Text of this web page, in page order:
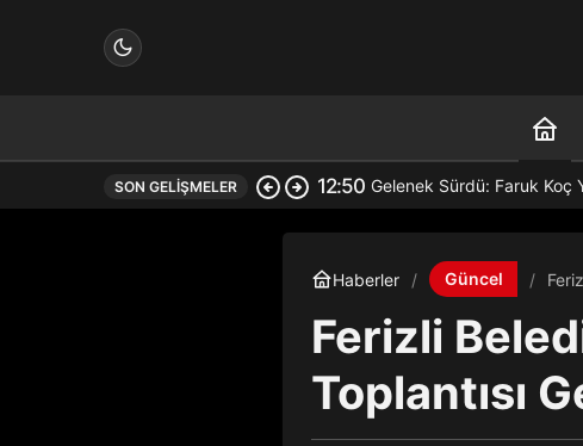
SON GELIŞMELER 12:50 Gelenek Sürdü: Faruk Koç
Haberler Güncel
Ferizli
Toplantısı